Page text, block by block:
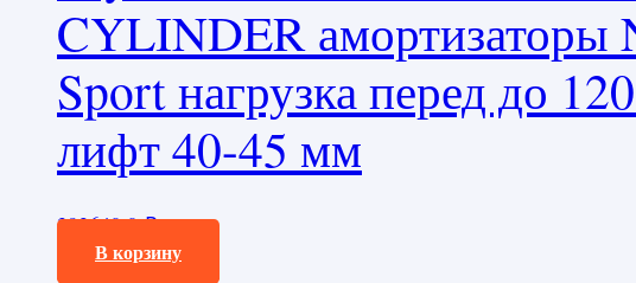
CYLINDER амортизаторы
Sport нагрузка перед до
лифт 40-45 мм
392640,0₽
В корзину